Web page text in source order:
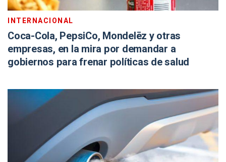
INTERNACIONAL
Coca-Cola, PepsiCo, Mondelēz y otras
empresas, en la mira por demandar a
gobiernos para frenar políticas de salud